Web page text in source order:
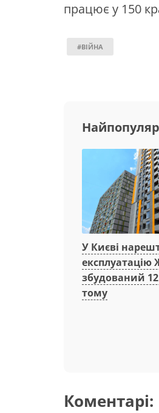
працює у 150
#ВІЙНА
У Києві
експлуатацію
збудований 12
тому
Коментарі: